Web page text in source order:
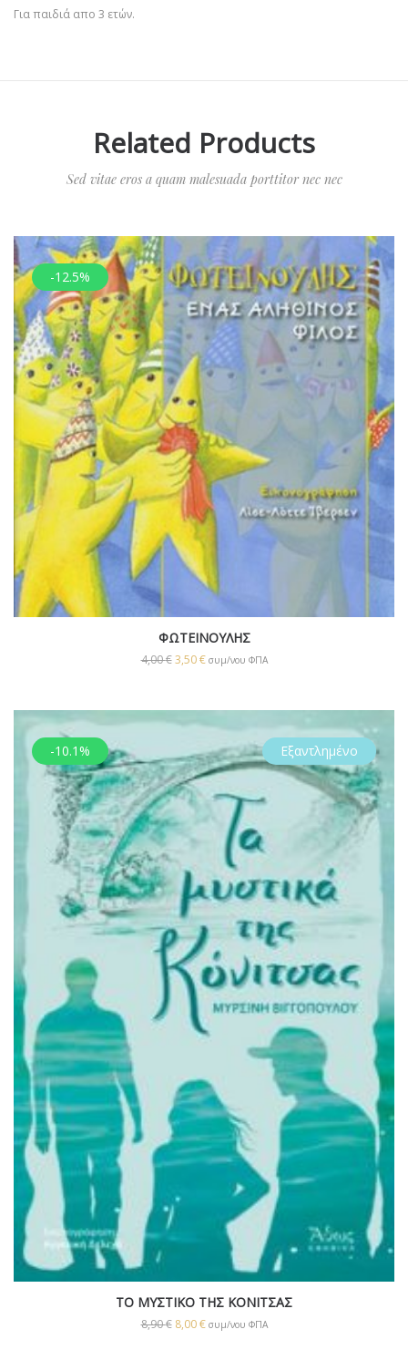
Για παιδιά απο 3 ετών.
Related Products
Sed vitae eros a quam malesuada porttitor nec nec
-12.5%
ΦΩΤΕΙΝΟΥΛΗΣ
4,00€ 3,50€ συμ/νου ΦΠΑ
-10.1% Εξαντλημένο
ΤΟ ΜΥΣΤΙΚΟ ΤΗΣ ΚΟΝΙΤΣΑΣ
8,90€ 8,00€ συμ/νου ΦΠΑ